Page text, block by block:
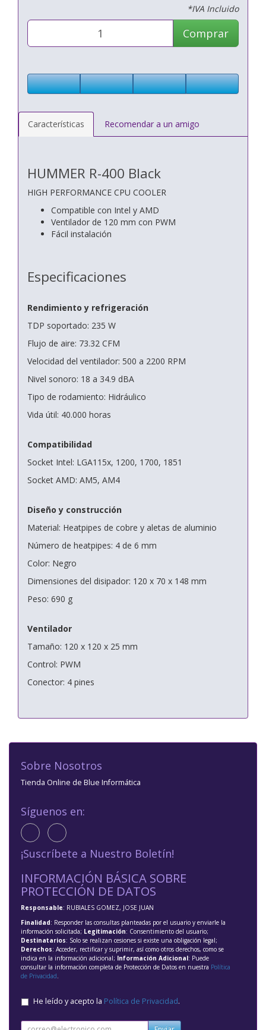
*IVA Incluido
Comprar
Características Recomendar a un amigo
HUMMER R-400 Black
HIGH PERFORMANCE CPU COOLER
Compatible con Intel y AMD
Ventilador de 120 mm con PWM
Fácil instalación
Especificaciones
Rendimiento y refrigeración
TDP soportado: 235 W
Flujo de aire: 73.32 CFM
Velocidad del ventilador: 500 a 2200 RPM
Nivel sonoro: 18 a 34.9 dBA
Tipo de rodamiento: Hidráulico
Vida útil: 40.000 horas
Compatibilidad
Socket Intel: LGA115x, 1200, 1700, 1851
Socket AMD: AM5, AM4
Diseño y construcción
Material: Heatpipes de cobre y aletas de aluminio
Número de heatpipes: 4 de 6 mm
Color: Negro
Dimensiones del disipador: 120 x 70 x 148 mm
Peso: 690 g
Ventilador
Tamaño: 120 x 120 x 25 mm
Control: PWM
Conector: 4 pines
Sobre Nosotros
Tienda Online de Blue Informática
Síguenos en:
¡Suscríbete a Nuestro Boletín!
INFORMACIÓN BÁSICA SOBRE
PROTECCIÓN DE DATOS
Responsable: RUBIALES GOMEZ, JOSE JUAN
Finalidad: Responder las consultas planteadas por el usuario y enviarle la
información solicitada; Legitimación: Consentimiento del usuario;
Destinatarios: Solo se realizan cesiones si existe una obligación legal;
Derechos: Acceder, rectificar y suprimir, así como otros derechos, como se
indica en la información adicional; Información Adicional: Puede
consultar la información completa de Protección de Datos en nuestra Política
de Privacidad
He leído y acepto la Política de Privacidad.